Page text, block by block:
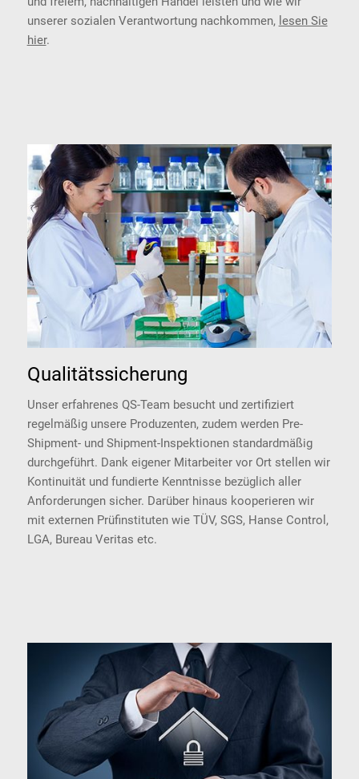
unserer sozialen Verantwortung nachkommen, lesen Sie
hier.
Qualitätssicherung
Unser erfahrenes QS-Team besucht und zertifiziert
regelmäßig unsere Produzenten, zudem werden Pre-
Shipment- und Shipment-Inspektionen standardmäßig
durchgeführt. Dank eigener Mitarbeiter vor Ort stellen wir
Kontinuität und fundierte Kenntnisse bezüglich aller
Anforderungen sicher. Darüber hinaus kooperieren wir
mit externen Prüfinstituten wie TÜV, SGS, Hanse Control,
LGA, Bureau Veritas etc.